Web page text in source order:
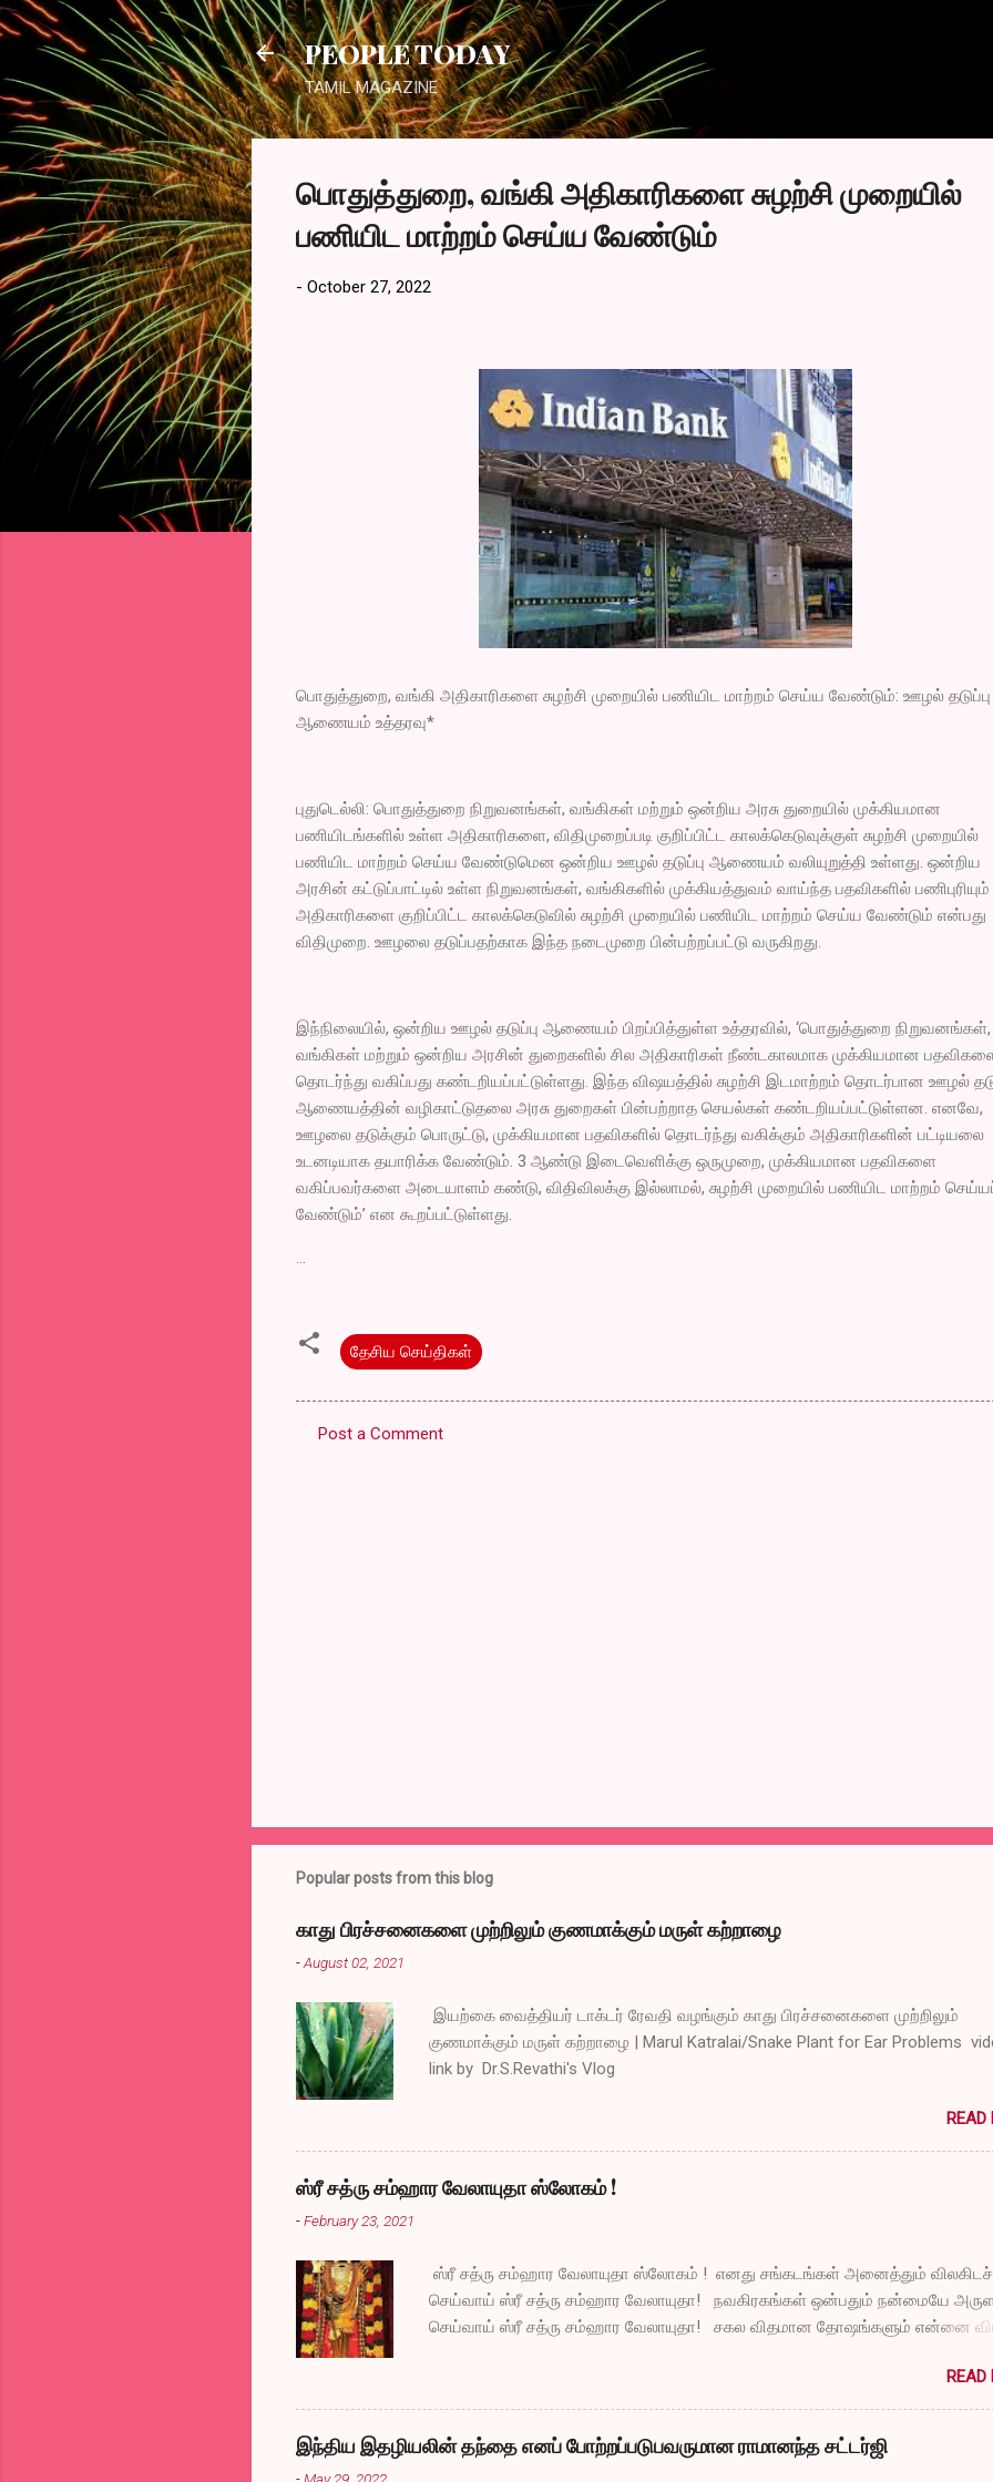
PEOPLE TODAY
TAMIL MAGAZINE
பொதுத்துறை, வங்கி அதிகாரிகளை சுழற்சி முறையில்
பணியிட மாற்றம் செய்ய வேண்டும்
- October 27, 2022
பொதுத்துறை, வங்கி அதிகாரிகளை சுழற்சி முறையில் பணியிட மாற்றம் செய்ய வேண்டும்: ஊழல் தடுப்பு
ஆணையம் உத்தரவு*
புதுடெல்லி: பொதுத்துறை நிறுவனங்கள், வங்கிகள் மற்றும் ஒன்றிய அரசு துறையில் முக்கியமான
பணியிடங்களில் உள்ள அதிகாரிகளை, விதிமுறைப்படி குறிப்பிட்ட காலக்கெடுவுக்குள் சுழற்சி முறையில்
பணியிட மாற்றம் செய்ய வேண்டுமென ஒன்றிய ஊழல் தடுப்பு ஆணையம் வலியுறுத்தி உள்ளது. ஒன்றிய
அரசின் கட்டுப்பாட்டில் உள்ள நிறுவனங்கள், வங்கிகளில் முக்கியத்துவம் வாய்ந்த பதவிகளில் பணிபுரியும்
அதிகாரிகளை குறிப்பிட்ட காலக்கெடுவில் சுழற்சி முறையில் பணியிட மாற்றம் செய்ய வேண்டும் என்பது
விதிமுறை. ஊழலை தடுப்பதற்காக இந்த நடைமுறை பின்பற்றப்பட்டு வருகிறது.
இந்நிலையில், ஒன்றிய ஊழல் தடுப்பு ஆணையம் பிறப்பித்துள்ள உத்தரவில், ‘பொதுத்துறை நிறுவனங்கள்,
வங்கிகள் மற்றும் ஒன்றிய அரசின் துறைகளில் சில அதிகாரிகள் நீண்டகாலமாக முக்கியமான
தொடர்ந்து வகிப்பது கண்டறியப்பட்டுள்ளது. இந்த விஷயத்தில் சுழற்சி இடமாற்றம் தொடர்பான ஊழல்
ஆணையத்தின் வழிகாட்டுதலை அரசு துறைகள் பின்பற்றாத செயல்கள் கண்டறியப்பட்டுள்ளன. எனவே,
ஊழலை தடுக்கும் பொருட்டு, முக்கியமான பதவிகளில் தொடர்ந்து வகிக்கும் அதிகாரிகளின் பட்டியலை
உடனடியாக தயாரிக்க வேண்டும். 3 ஆண்டு இடைவெளிக்கு ஒருமுறை, முக்கியமான பதவிகளை
வகிப்பவர்களை அடையாளம் கண்டு, விதிவிலக்கு இல்லாமல், சுழற்சி முறையில் பணியிட மாற்றம்
வேண்டும்’ என கூறப்பட்டுள்ளது.
...
தேசிய செய்திகள்
Post a Comment
Popular posts from this blog
காது பிரச்சனைகளை முற்றிலும் குணமாக்கும் மருள் கற்றாழை
-August 02, 2021
இயற்கை வைத்தியர் டாக்டர் ரேவதி வழங்கும் காது பிரச்சனைகளை முற்றிலும்
குணமாக்கும் மருள் கற்றாழை | Marul Katralai/Snake Plant for Ear Problems
link by Dr.S.Revathi's Vlog
READ
ஸ்ரீ சத்ரு சம்ஹார வேலாயுதா ஸ்லோகம் !
-February 23, 2021
ஸ்ரீ சத்ரு சம்ஹார வேலாயுதா ஸ்லோகம் ! எனது சங்கடங்கள் அனைத்தும் விலகிடச்
செய்வாய் ஸ்ரீ சத்ரு சம்ஹார வேலாயுதா! நவகிரகங்கள் ஒன்பதும் நன்மையே
செய்வாய் ஸ்ரீ சத்ரு சம்ஹார வேலாயுதா! சகல விதமான தோஷங்களும் என்னை
அகல வேண்டும் ஸ்ரீ சத்ரு சம்ஹார வேலாயுதா! துக்கங்களிலிருந்து நிவாரணம்
கிடைக்கட்டும் ஸ்ரீ சத்ரு சம்ஹார வேலாயுதா! என்னுடைய தாபங்கள் தீர்ந்து விட
செய்வாய் ஸ்ரீ சத்ரு சம்ஹார வேலாயுதா! பாவங்கள் என்னிடம் நெருங்காமல்
ஸ்ரீ சத்ரு சம்ஹார வேலாயுதா! என்னை வாட்டுகிற நோய்கள் உடலை விட்டு
READ
இந்திய இதழியலின் தந்தை எனப் போற்றப்படுபவருமான ராமானந்த சட்டர்ஜி
- May 29, 2022